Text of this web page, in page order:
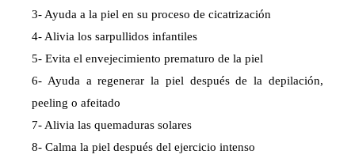
3- Ayuda a la piel en su proceso de cicatrización
4- Alivia los sarpullidos infantiles
5- Evita el envejecimiento prematuro de la piel
6- Ayuda a regenerar la piel después de la depilación,
peeling o afeitado
7- Alivia las quemaduras solares
8- Calma la piel después del ejercicio intenso